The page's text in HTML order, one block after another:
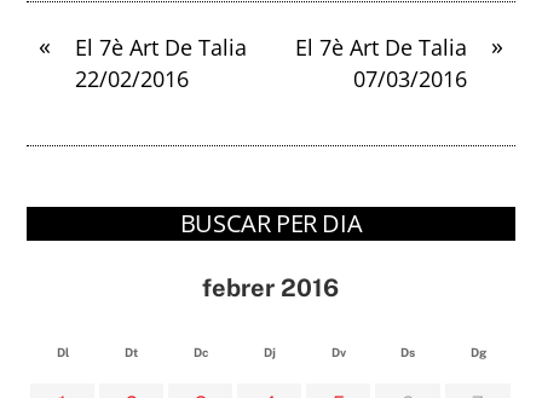
«
El 7è Art De Talia
22/02/2016
»
El 7è Art De Talia
07/03/2016
BUSCAR PER DIA
febrer 2016
Dl Dt Dc Dj Dv Ds Dg